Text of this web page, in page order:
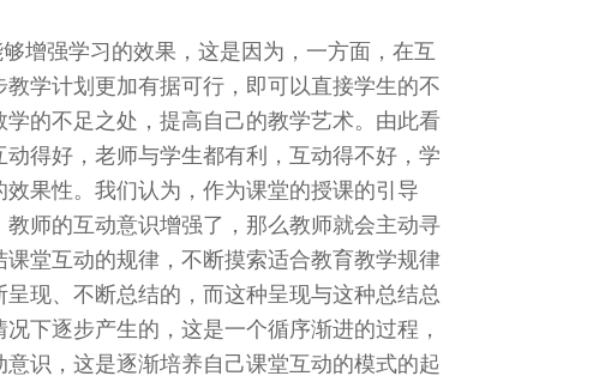
增强学习的效果，这是因为，一方面，在互
学计划更加有据可行，即可以直接学生的不
的不足之处，提高自己的教学艺术。由此看
得好，老师与学生都有利，互动得不好，学
果性。我们认为，作为课堂的授课的引导
师的互动意识增强了，那么教师就会主动寻
堂互动的规律，不断摸索适合教育教学规律
现、不断总结的，而这种呈现与这种总结总
下逐步产生的，这是一个循序渐进的过程，
识，这是逐渐培养自己课堂互动的模式的起